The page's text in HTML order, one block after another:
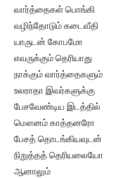
வார்த்தைகள் பொங்கி
வழிந்தோடும் கடைவீதி
யாருடன் கோபமோ
எவருக்கும் தெரியாது
நாக்கும் வார்த்தைகளும்
உலராதா இவர்களுக்கு
பேசவேண்டிய இடத்தில்
மௌனம் காத்தனரோ
பேசத் தொடங்கியவுடன்
நிறுத்தத் தெரியலையோ
ஆனாலும்